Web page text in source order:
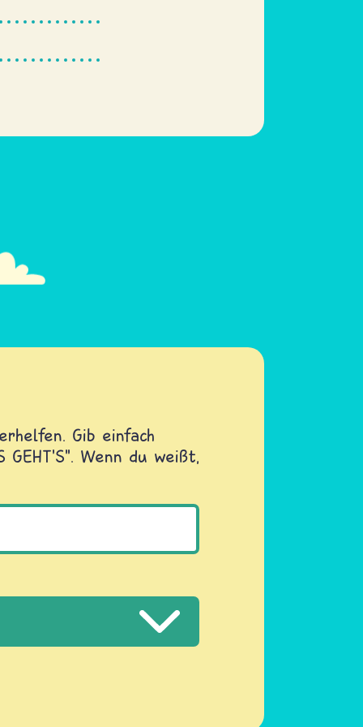
Gib einfach
Wenn du weißt,